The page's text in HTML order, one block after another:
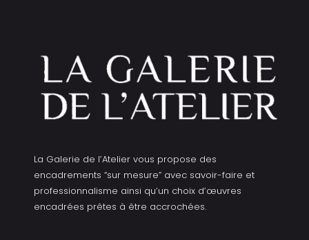
La Galerie de l’Atelier vous propose des
encadrements “sur mesure” avec savoir-faire et
professionnalisme ainsi qu’un choix d’œuvres
encadrées prêtes à être accrochées.